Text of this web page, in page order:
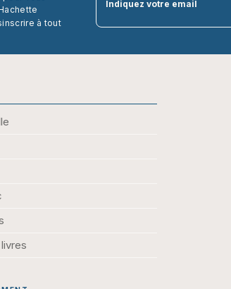
à tout
Indiquez votre email